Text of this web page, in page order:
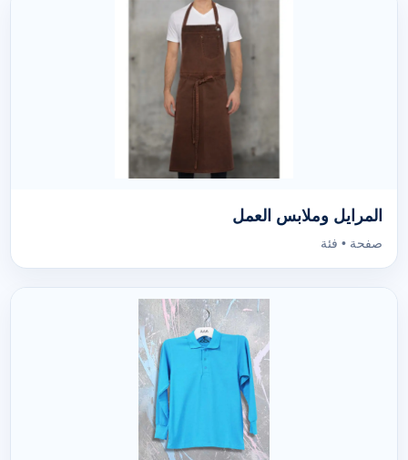
المرايل وملابس العمل
صفحة • فئة